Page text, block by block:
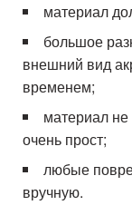
материал
большое
внешний вид
временем;
материал не
очень прост;
любые
вручную.